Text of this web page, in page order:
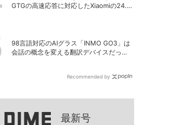
GTGの高速応答に対応したXiaomiの24.5
98言語対応のAIグラス「INMO GO3」は
会話の概念を変える翻訳デバイスだっ
Recommended by
最新号